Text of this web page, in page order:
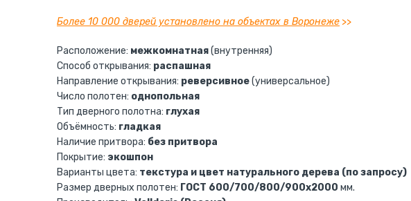
Более 10 000 дверей установлено на объектах в Воронеже >>
Расположение: межкомнатная(внутренняя)
Способ открывания: распашная
Направление открывания: реверсивное(универсальное)
Число полотен: однопольная
Тип дверного полотна: глухая
Объёмность: гладкая
Наличие притвора: без притвора
Покрытие: экошпон
Варианты цвета: текстура и цвет натурального дерева (по запросу)
Размер дверных полотен: ГОСТ 600/700/800/900х2000 мм.